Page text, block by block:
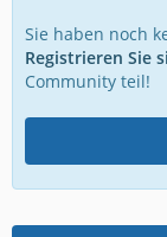
Sie haben noch
Registrieren Sie
Community teil!